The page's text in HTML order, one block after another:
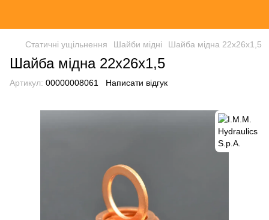
Статичні ущільнення Шайби мідні Шайба мідна 22х26х1,5
Шайба мідна 22х26х1,5
Артикул: 00000008061 Написати відгук